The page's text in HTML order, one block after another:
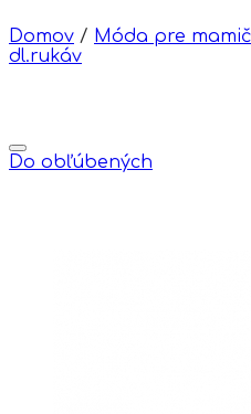
Domov / Móda pre
dl.rukáv
Do obľúbených